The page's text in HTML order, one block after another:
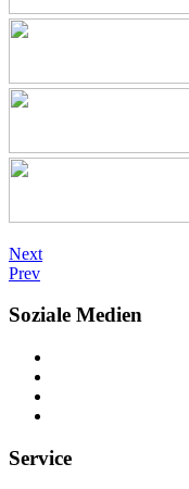
Next
Prev
Soziale Medien
Service